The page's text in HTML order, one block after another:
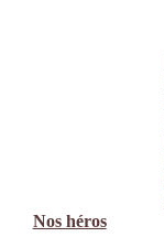
Nos héros